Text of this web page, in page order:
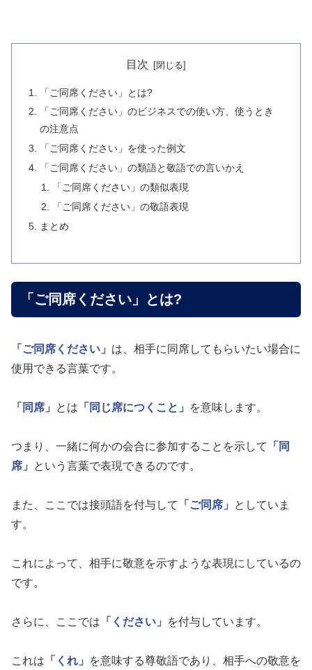
目次
「ご同席ください」とは?
「ご同席ください」のビジネスでの使い方、使うとき
の注意点
「ご同席ください」を使った例文
「ご同席ください」の類語と敬語での言いかえ
「ご同席ください」の類似表現
「ご同席ください」の敬語表現
まとめ
「ご同席ください」とは?
「ご同席ください」 は、相手に同席してもらいたい場合に
使用できる言葉です。
「同席」 とは 「同じ席につくこと」 を意味します。
つまり、一緒に何かの会合に参加することを示して
「同
席」
という言葉で表現できるのです。
また、ここでは接頭語を付与して 「ご同席」
としていま
す。
これによって、相手に敬意を示すような表現にしているの
です。
さらに、ここでは 「ください」 を付与しています。
これは 「くれ」
を意味する尊敬語であり、相手への敬意を